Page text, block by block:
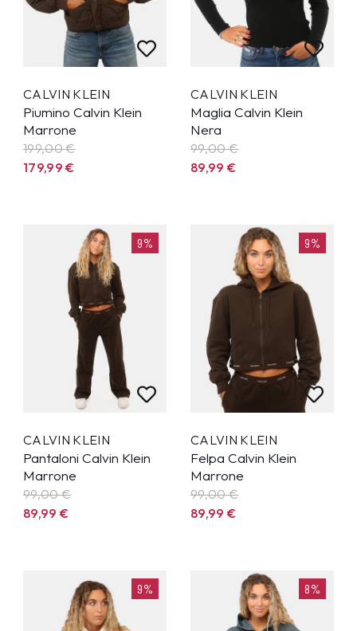
CALVIN KLEIN
Piumino Calvin Klein
Marrone
199,00 €
179,99€
CALVIN KLEIN
Maglia Calvin Klein
Nera
99,00 €
89,99€
9%
CALVIN KLEIN
Pantaloni Calvin Klein
Marrone
99,00 €
89,99€
9%
CALVIN KLEIN
Felpa Calvin Klein
Marrone
99,00 €
89,99€
9% 8%